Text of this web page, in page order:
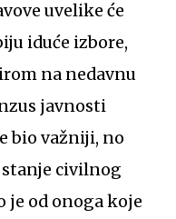
uvelike će
iduće izbore,
na nedavnu
javnosti
bio važniji, no
civilnog
je od onoga koje